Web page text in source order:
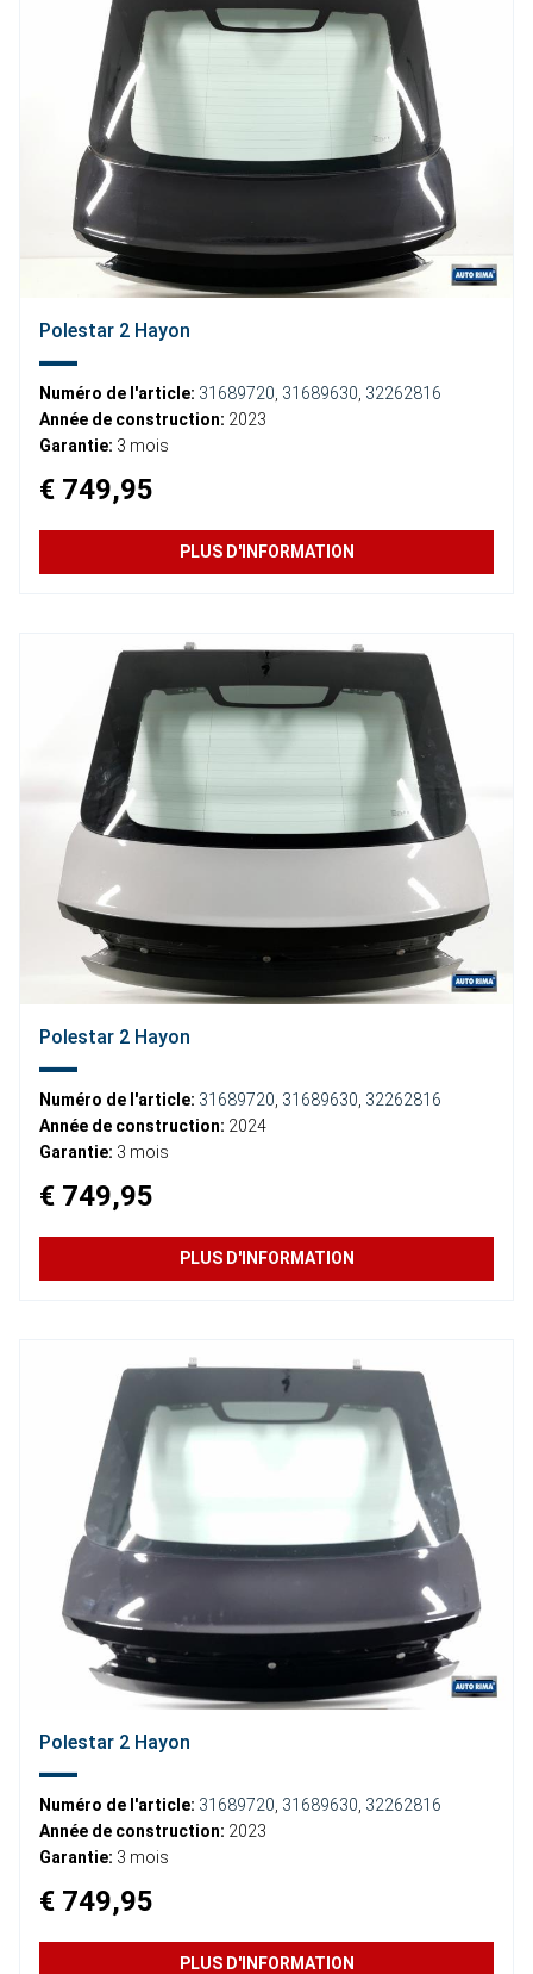
Polestar 2 Hayon
Numéro de l'article: 31689720 31689630 32262816
Année de construction: 2023
Garantie: 3 mois
€ 749,95
PLUS D'INFORMATION
Polestar 2 Hayon
Numéro de l'article: 31689720 31689630 32262816
Année de construction: 2024
Garantie: 3 mois
€ 749,95
PLUS D'INFORMATION
Polestar 2 Hayon
Numéro de l'article: 31689720 31689630 32262816
Année de construction: 2023
Garantie: 3 mois
€ 749,95
PLUS D'INFORMATION